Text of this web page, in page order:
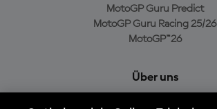
MotoGP Guru Predict
MotoGP Guru Racing 25/26
MotoGP™26
Über uns